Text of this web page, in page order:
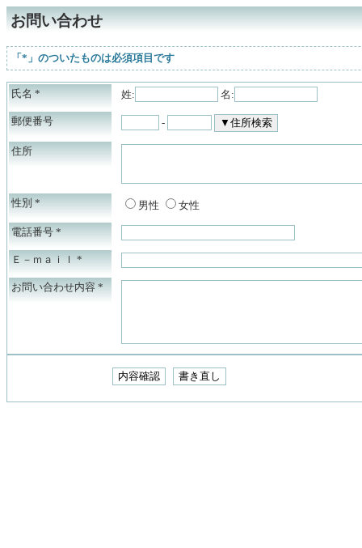
お問い合わせ
「*」のついたものは必須項目です
氏名 * 姓: 名:
郵便番号 -
住所
性別 * 男性 女性
電話番号 *
Ｅ－ｍａｉｌ *
お問い合わせ内容 *